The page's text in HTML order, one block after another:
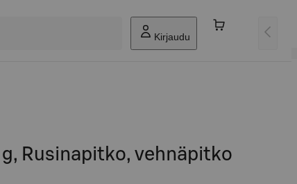
Kirjaudu
Rusinapitko, vehnäpitko